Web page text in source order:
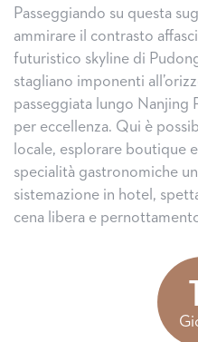
Passeggiando su questa
ammirare il contrasto
futuristico skyline di
stagliano imponenti
passeggiata lungo Nanjing
per eccellenza. Qui è
locale, esplorare boutique
specialità gastronomiche
sistemazione in hotel,
cena libera e